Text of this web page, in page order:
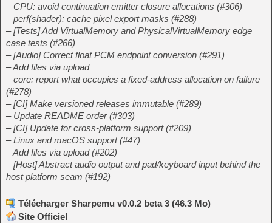
– CPU: avoid continuation emitter closure allocations (#306)
– perf(shader): cache pixel export masks (#288)
– [Tests] Add VirtualMemory and PhysicalVirtualMemory edge
case tests (#266)
– [Audio] Correct float PCM endpoint conversion (#291)
– Add files via upload
– core: report what occupies a fixed-address allocation on failure
(#278)
– [CI] Make versioned releases immutable (#289)
– Update README order (#303)
– [CI] Update for cross-platform support (#209)
– Linux and macOS support (#47)
– Add files via upload (#202)
– [Host] Abstract audio output and pad/keyboard input behind the
host platform seam (#192)
Télécharger Sharpemu v0.0.2 beta 3 (46.3 Mo)
Site Officiel